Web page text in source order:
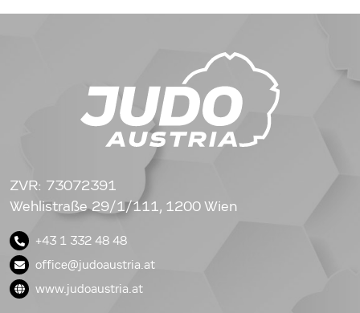
ZVR: 73072391
Wehlistraße 29/1/111, 1200 Wien
+43 1 332 48 48
office@judoaustria.at
www.judoaustria.at